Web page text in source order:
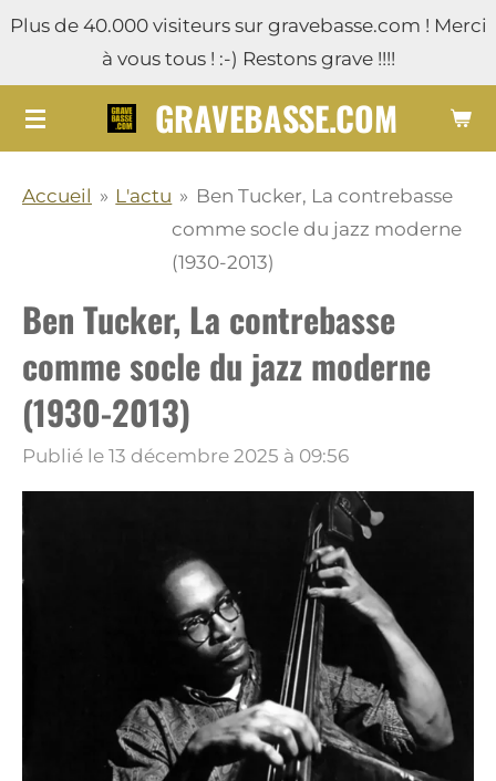
Passer
contenu
principal
GRAVEBASSE.COM
Plus de 40.000 visiteurs sur gravebasse.com ! Merci
à vous tous ! :-) Restons grave !!!!
Accueil » L'actu » Ben Tucker, La contrebasse
comme socle du jazz moderne
(1930-2013)
Ben Tucker, La contrebasse
comme socle du jazz moderne
(1930-2013)
Publié le 13 décembre 2025 à 09:56